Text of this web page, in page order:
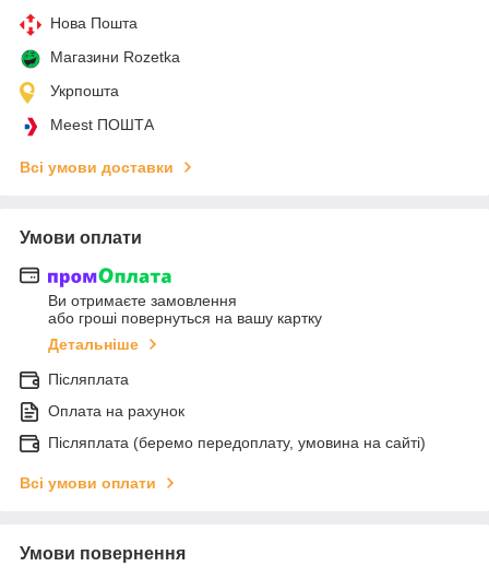
Нова Пошта
Магазини Rozetka
Укрпошта
Meest ПОШТА
Всі умови доставки
Умови оплати
Ви отримаєте замовлення
або гроші повернуться на вашу картку
Детальніше
Післяплата
Оплата на рахунок
Післяплата (беремо передоплату, умовина на сайті)
Всі умови оплати
Умови повернення